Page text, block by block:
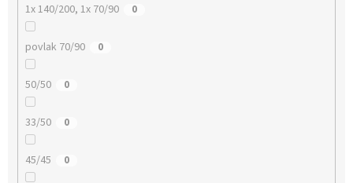
1x 140/200, 1x 70/90 0
povlak 70/90 0
50/50 0
33/50 0
45/45 0